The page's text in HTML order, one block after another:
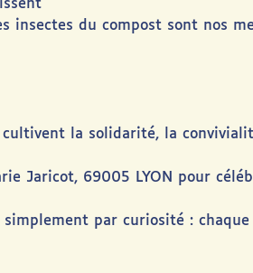
insectes du compost sont nos
la solidarité, la
Jaricot, 69005 LYON pour
par curiosité :